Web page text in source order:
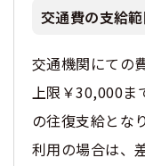
交通費の支給
交通機関にての
上限￥30,000ま
の往復支給とな
利用の場合は、